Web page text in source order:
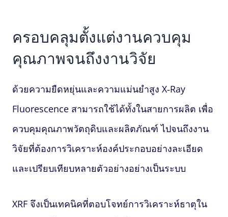
ครอบคลุมตั้งแต่งานควบคุม
คุณภาพจนถึงงานวิจัย
ด้วยความยืดหยุ่นและความแม่นยำสูง X‑Ray
Fluorescence สามารถใช้ได้ทั้งในสายการผลิต เพื่อ
ควบคุมคุณภาพวัตถุดิบและผลิตภัณฑ์ ไปจนถึงงาน
วิจัยที่ต้องการวิเคราะห์องค์ประกอบอย่างละเอียด
และเปรียบเทียบหลายตัวอย่างอย่างเป็นระบบ
XRF จึงเป็นเทคนิคที่ตอบโจทย์การวิเคราะห์ธาตุใน